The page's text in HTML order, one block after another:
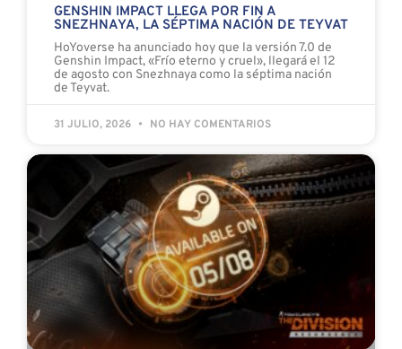
GENSHIN IMPACT LLEGA POR FIN A
SNEZHNAYA, LA SÉPTIMA NACIÓN DE TEYVAT
HoYoverse ha anunciado hoy que la versión 7.0 de
Genshin Impact, «Frío eterno y cruel», llegará el 12
de agosto con Snezhnaya como la séptima nación
de Teyvat.
31 JULIO, 2026 NO HAY COMENTARIOS